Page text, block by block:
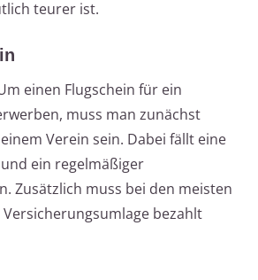
teurer ist.
einen Flugschein für ein
muss man zunächst
Verein sein. Dabei fällt eine
ein regelmäßiger
Zusätzlich muss bei den meisten
bezahlt